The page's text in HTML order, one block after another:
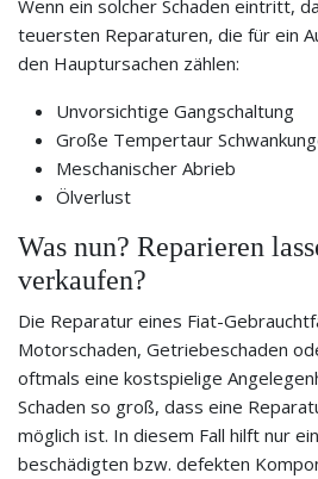
Wenn ein solcher Schaden eintritt,
teuersten Reparaturen, die für ein
den Hauptursachen zählen:
Unvorsichtige Gangschaltung
Große Tempertaur
Meschanischer Abrieb
Ölverlust
Was nun? Reparieren
verkaufen?
Die Reparatur eines Fiat-
Motorschaden, Getriebeschaden
oftmals eine kostspielige
Schaden so groß, dass eine
möglich ist. In diesem Fall hilft nur
beschädigten bzw. defekten